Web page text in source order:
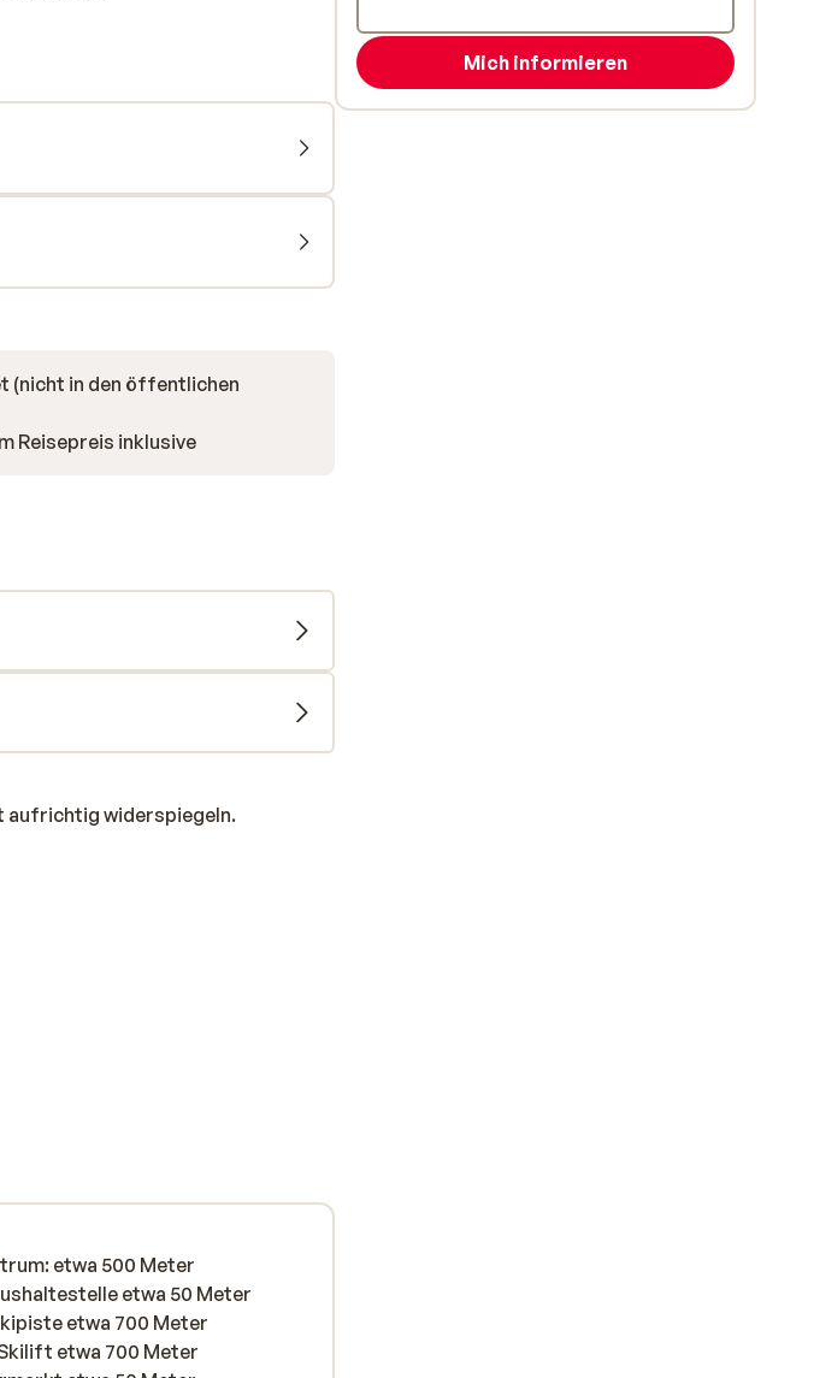
eine
Piste in
guten
(nicht in den öffentlichen
Reisepreis inklusive
aufrichtig widerspiegeln.
etwa 500 Meter
etwa 50 Meter
etwa 700 Meter
etwa 700 Meter
Mich informieren